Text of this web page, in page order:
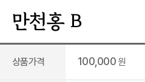
만천홍 B
상품가격 100,000 원